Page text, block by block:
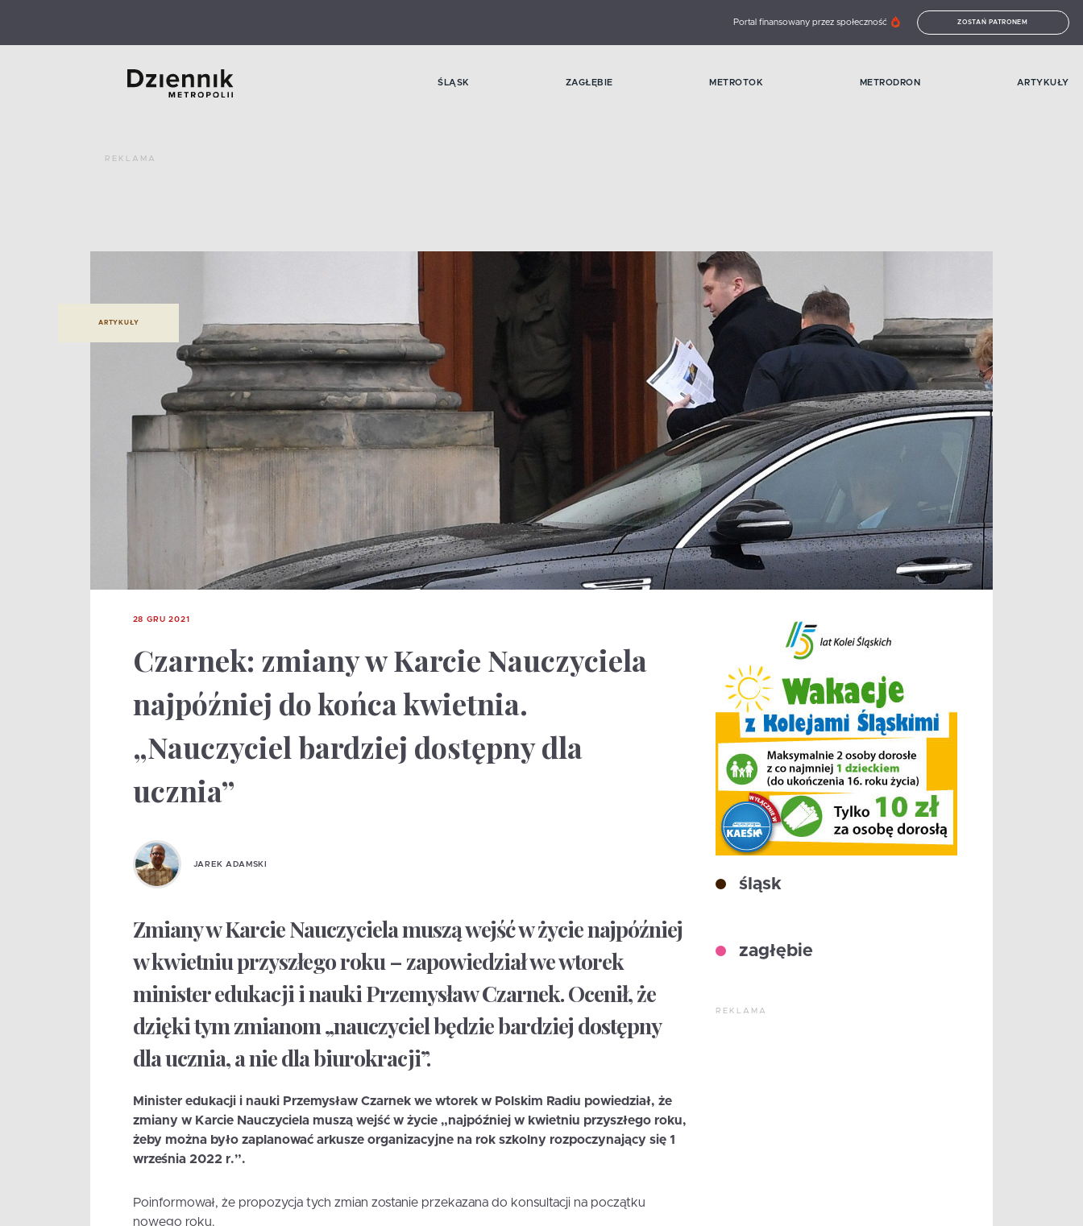
Portal finansowany przez społeczność ZOSTAŃ PATRONEM
ŚLĄSK ZAGŁĘBIE METROTOK METRODRON ARTYKUŁY
REKLAMA
ARTYKUŁY
28 GRU 2021
Czarnek: zmiany w Karcie Nauczyciela
najpóźniej do końca kwietnia.
„Nauczyciel bardziej dostępny dla
ucznia”
JAREK ADAMSKI
Zmiany w Karcie Nauczyciela muszą wejść w życie najpóźniej
w kwietniu przyszłego roku – zapowiedział we wtorek
minister edukacji i nauki Przemysław Czarnek. Ocenił, że
dzięki tym zmianom „nauczyciel będzie bardziej dostępny
dla ucznia, a nie dla biurokracji”.
Minister edukacji i nauki Przemysław Czarnek we wtorek w Polskim Radiu powiedział, że
zmiany w Karcie Nauczyciela muszą wejść w życie„najpóźniej w kwietniu przyszłego roku,
żeby można było zaplanować arkusze organizacyjne na rok szkolny rozpoczynający się 1
września 2022 r.”.
Poinformował, że propozycja tych zmian zostanie przekazana do konsultacji na początku
nowego roku.
śląsk
zagłębie
REKLAMA